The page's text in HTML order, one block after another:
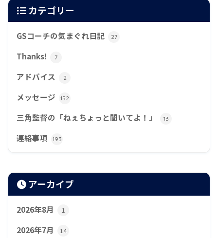
カテゴリー
GSコーチの気まぐれ日記 27
Thanks! 7
アドバイス 2
メッセージ 152
三角監督の「ねぇちょっと聞いてよ！」 13
連絡事項 193
アーカイブ
2026年8月 1
2026年7月 14